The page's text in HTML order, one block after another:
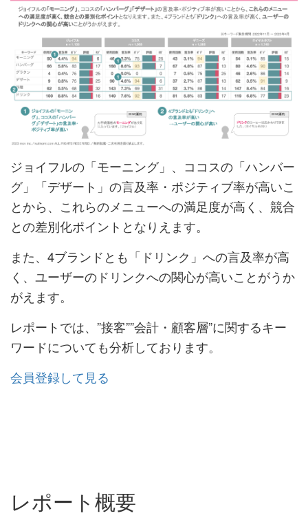
ジョイフルの「モーニング」、ココスの「ハンバー
グ」「デザート」の言及率・ポジティブ率が高いこ
とから、これらのメニューへの満足度が高く、競合
との差別化ポイントとなりえます。
また、4ブランドとも「ドリンク」への言及率が高
く、ユーザーのドリンクへの関心が高いことがうか
がえます。
レポートでは、”接客””会計 ・顧客層”に関するキー
ワードについても分析しております。
会員登録して見る
レポート概要